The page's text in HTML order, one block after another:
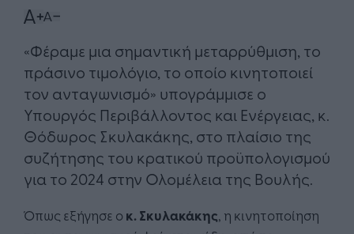
«Φέραμε μια σημαντική μεταρρύθμιση, το
πράσινο τιμολόγιο, το οποίο κινητοποιεί
τον ανταγωνισμό» υπογράμμισε ο
Υπουργός Περιβάλλοντος και Ενέργειας, κ.
Θόδωρος Σκυλακάκης, στο πλαίσιο της
συζήτησης του κρατικού προϋπολογισμού
για το 2024 στην Ολομέλεια της Βουλής.
Όπως εξήγησε ο κ. Σκυλακάκης, η κινητοποίηση